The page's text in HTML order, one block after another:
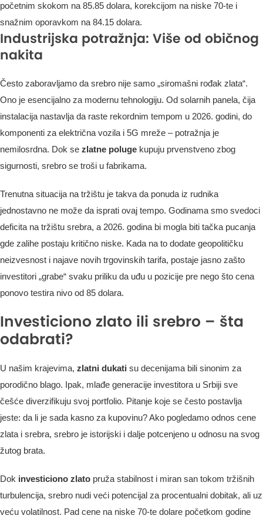
početnim skokom na 85.85 dolara, korekcijom na niske 70-te i
snažnim oporavkom na 84.15 dolara.
Industrijska potražnja: Više od običnog
nakita
Često zaboravljamo da srebro nije samo „siromašni rođak zlata“.
Ono je esencijalno za modernu tehnologiju. Od solarnih panela, čija
instalacija nastavlja da raste rekordnim tempom u 2026. godini, do
komponenti za električna vozila i 5G mreže – potražnja je
nemilosrdna. Dok se zlatne poluge kupuju prvenstveno zbog
sigurnosti, srebro se troši u fabrikama.
Trenutna situacija na tržištu je takva da ponuda iz rudnika
jednostavno ne može da isprati ovaj tempo. Godinama smo svedoci
deficita na tržištu srebra, a 2026. godina bi mogla biti tačka pucanja
gde zalihe postaju kritično niske. Kada na to dodate geopolitičku
neizvesnost i najave novih trgovinskih tarifa, postaje jasno zašto
investitori „grabe“ svaku priliku da uđu u pozicije pre nego što cena
ponovo testira nivo od 85 dolara.
Investiciono zlato ili srebro – šta
odabrati?
U našim krajevima, zlatni dukati su decenijama bili sinonim za
porodično blago. Ipak, mlađe generacije investitora u Srbiji sve
češće diverzifikuju svoj portfolio. Pitanje koje se često postavlja
jeste: da li je sada kasno za kupovinu? Ako pogledamo odnos cene
zlata i srebra, srebro je istorijski i dalje potcenjeno u odnosu na svog
žutog brata.
Dok investiciono zlato pruža stabilnost i miran san tokom tržišnih
turbulencija, srebro nudi veći potencijal za procentualni dobitak, ali uz
veću volatilnost. Pad cene na niske 70-te dolare početkom godine